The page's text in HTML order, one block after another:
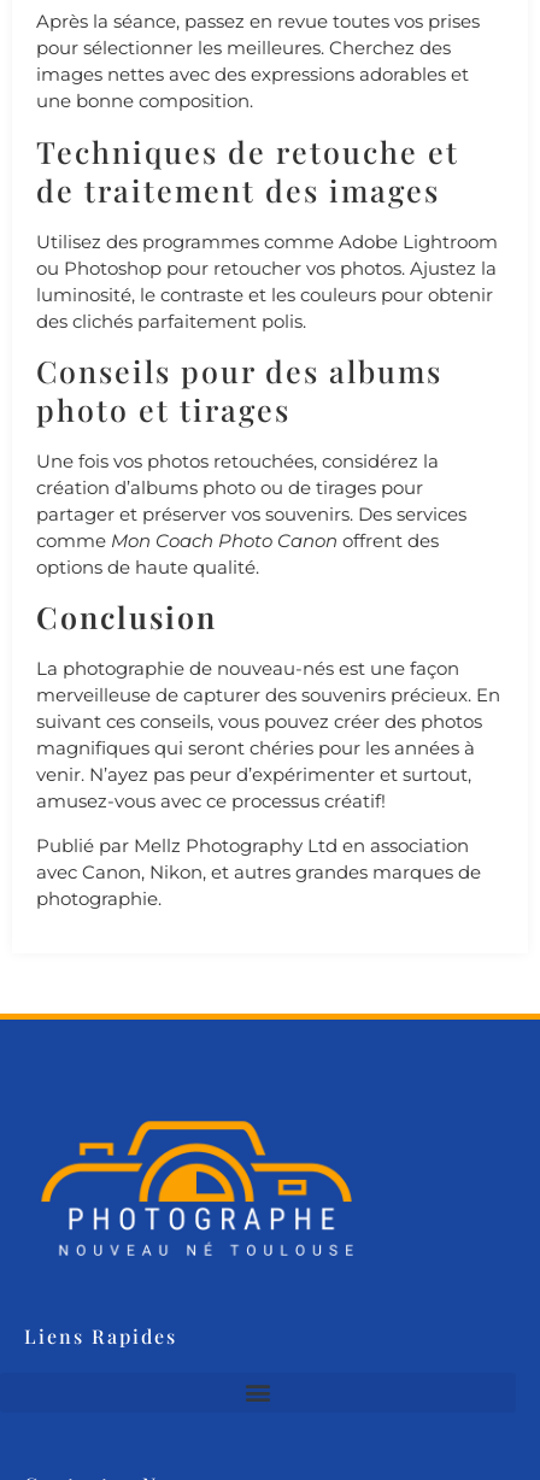
Après la séance, passez en revue toutes vos prises
pour sélectionner les meilleures. Cherchez des
images nettes avec des expressions adorables et
une bonne composition.
Techniques de retouche et
de traitement des images
Utilisez des programmes comme Adobe Lightroom
ou Photoshop pour retoucher vos photos. Ajustez la
luminosité, le contraste et les couleurs pour obtenir
des clichés parfaitement polis.
Conseils pour des albums
photo et tirages
Une fois vos photos retouchées, considérez la
création d’albums photo ou de tirages pour
partager et préserver vos souvenirs. Des services
comme Mon Coach Photo Canon offrent des
options de haute qualité.
Conclusion
La photographie de nouveau-nés est une façon
merveilleuse de capturer des souvenirs précieux. En
suivant ces conseils, vous pouvez créer des photos
magnifiques qui seront chéries pour les années à
venir. N’ayez pas peur d’expérimenter et surtout,
amusez-vous avec ce processus créatif!
Publié par Mellz Photography Ltd en association
avec Canon, Nikon, et autres grandes marques de
photographie.
Liens Rapides